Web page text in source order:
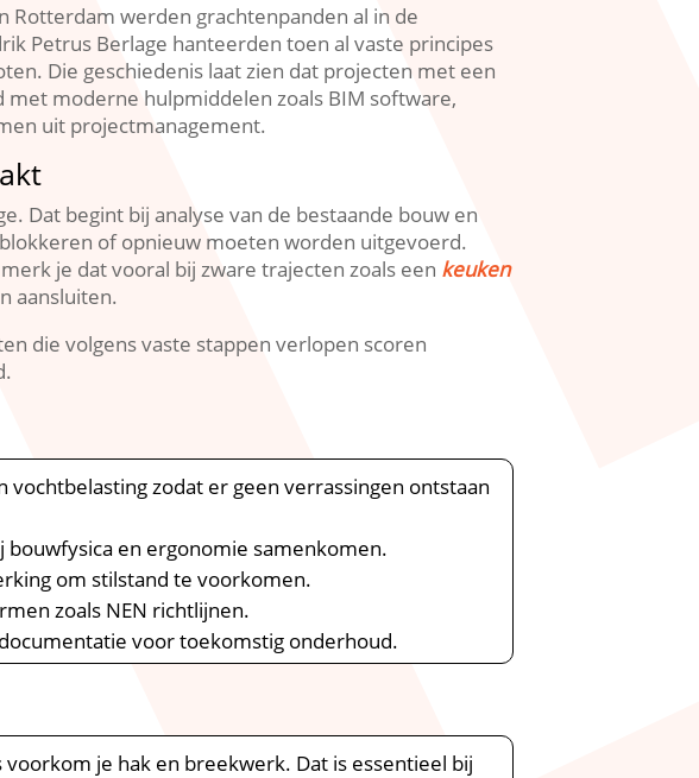
Rotterdam werden grachtenpanden al in de
Petrus Berlage hanteerden toen al vaste principes
Die geschiedenis laat zien dat projecten met een
moderne hulpmiddelen zoals BIM software,
uit projectmanagement.​
Dat begint bij analyse van de bestaande bouw en
of opnieuw moeten worden uitgevoerd.​
je dat vooral bij zware trajecten zoals een keuken
aansluiten.​
die volgens vaste stappen verlopen scoren
zodat er geen verrassingen ontstaan
bouwfysica en ergonomie samenkomen.​
om stilstand te voorkomen.​
zoals NEN richtlijnen.​
voor toekomstig onderhoud.​
je hak en breekwerk.​ Dat is essentieel bij